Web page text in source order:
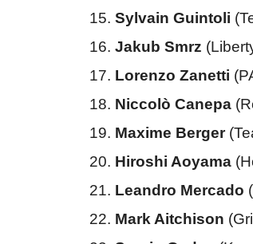
15. Sylvain Guintoli
16. Jakub Smrz
17. Lorenzo Zanetti
18. Niccolò Canepa
19. Maxime Berger
20. Hiroshi Aoyama
21. Leandro Mercado
22. Mark Aitchison